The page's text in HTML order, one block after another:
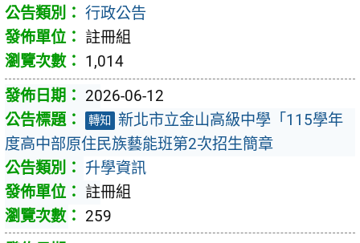
行政公告
註冊組
1,014
2026-06-12
轉知
新北市立金山高級中學「115學年
度高中部原住民族藝能班第2次招生簡章
升學資訊
註冊組
259